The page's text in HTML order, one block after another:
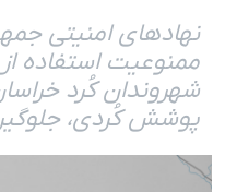
نهادهای امنیتی
ممنوعیت استفاده
شهروندان کُرد
پوشش کُردی،